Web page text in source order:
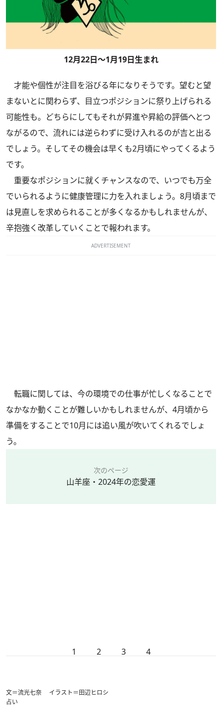
12月22日～1月19日生まれ
才能や個性が注目を浴びる年になりそうです。望むと望
まないとに関わらず、目立つポジションに祭り上げられる
可能性も。どちらにしてもそれが昇進や昇給の評価へとつ
ながるので、流れには逆らわずに受け入れるのが吉と出る
でしょう。そしてその機会は早くも2月頃にやってくるよう
です。
重要なポジションに就くチャンスなので、いつでも万全
でいられるように健康管理に力を入れましょう。8月頃まで
は見直しを求められることが多くなるかもしれませんが、
辛抱強く改革していくことで報われます。
ADVERTISEMENT
転職に関しては、今の環境での仕事が忙しくなることで
なかなか動くことが難しいかもしれませんが、4月頃から
準備をすることで10月には追い風が吹いてくれるでしょ
う。
次のページ
山羊座・2024年の恋愛運
1 2 3 4
文＝流光七奈 イラスト＝田辺ヒロシ
占い